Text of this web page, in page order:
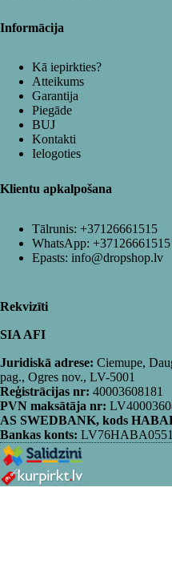
Informācija
Kā iepirkties?
Atteikums
Garantija
Piegāde
BUJ
Kontakti
Ielogoties
Klientu apkalpošana
Tālrunis: +37126661515
WhatsApp: +37126661515
Epasts: info@dropshop.lv
Rekvizīti
SIA AFI
Juridiskā adrese: Ciemupe,
pag., Ogres nov., LV-5001
Reģistrācijas nr: 40003608181
PVN maksātāja nr:
AS SWEDBANK, kods
Bankas konts: